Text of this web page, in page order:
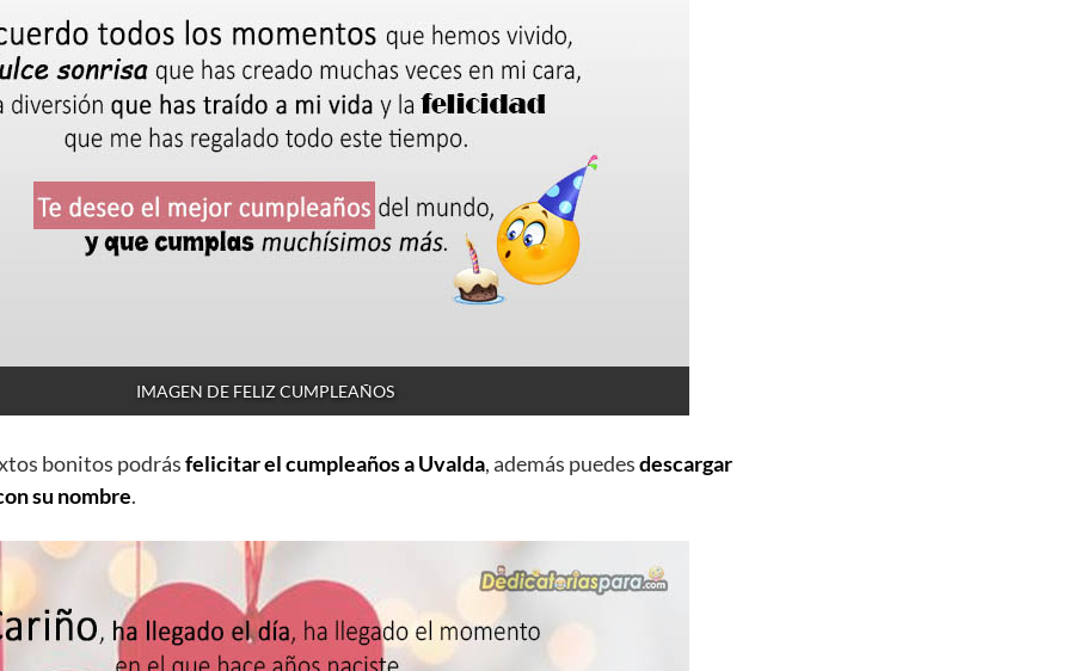
IMAGEN DE FELIZ CUMPLEAÑOS
bonitos podrásfelicitar el cumpleaños a Uvalda, además puedesdescargar
su nombre.